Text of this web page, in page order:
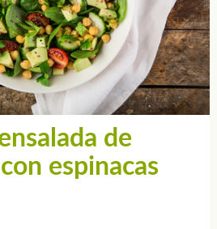
de
espinacas